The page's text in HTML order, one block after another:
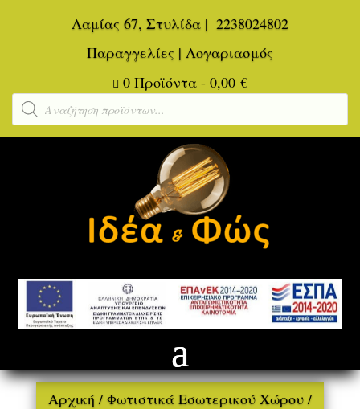
Λαμίας 67, Στυλίδα | 2238024802
Παραγγελίες | Λογαριασμός
 0 Προϊόντα - 0,00 €
Αναζήτηση
προϊόντων
Αρχική / Φωτιστικά Εσωτερικού Χώρου/